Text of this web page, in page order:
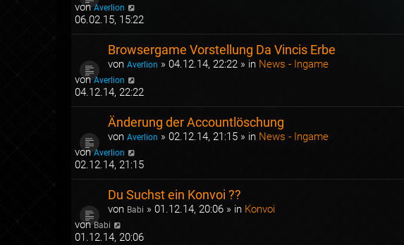
vonAverlion
06.02.15, 15:22
Browsergame Vorstellung Da Vincis Erbe
von Averlion » 04.12.14, 22:22 » in News - Ingame
vonAverlion
04.12.14, 22:22
Änderung der Accountlöschung
von Averlion » 02.12.14, 21:15 » in News - Ingame
vonAverlion
02.12.14, 21:15
Du Suchst ein Konvoi ??
von Babi » 01.12.14, 20:06 » in Konvoi
vonBabi
01.12.14, 20:06